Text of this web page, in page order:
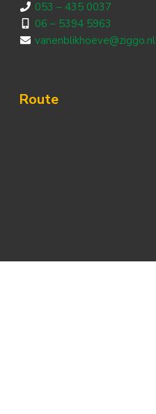
053 – 435 0037
06 – 5394 5963
vanenblikhoeve@ziggo.nl
Route